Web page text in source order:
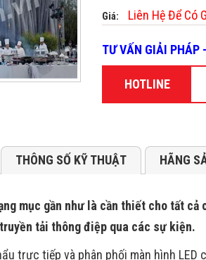
Giá: Liên Hệ Để Có
TƯ VẤN GIẢI PHÁP
HOTLINE
THÔNG SỐ KỸ THUẬT HÃNG
mục gần như là cần thiết cho tất
tải thông điệp qua các sự kiện.
trực tiếp và phân phối màn hình